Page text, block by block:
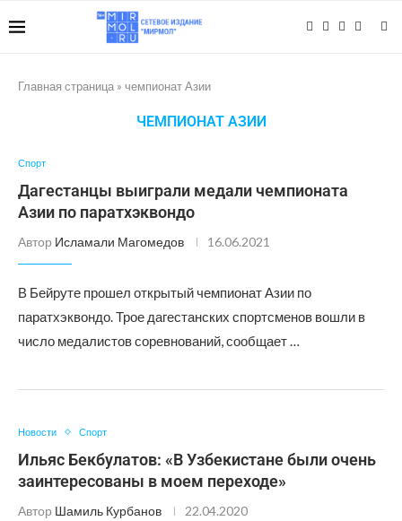
Главная страница » чемпионат Азии
ЧЕМПИОНАТ АЗИИ
Спорт
Дагестанцы выиграли медали чемпионата
Азии по паратхэквондо
Автор Исламали Магомедов 16.06.2021
В Бейруте прошел открытый чемпионат Азии по
паратхэквондо. Трое дагестанских спортсменов вошли в
число медалистов соревнований, сообщает …
Новости Спорт
Ильяс Бекбулатов: «В Узбекистане были очень
заинтересованы в моем переходе»
Автор Шамиль Курбанов 22.04.2020